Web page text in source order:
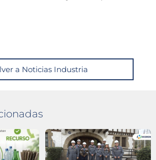
a Noticias Industria